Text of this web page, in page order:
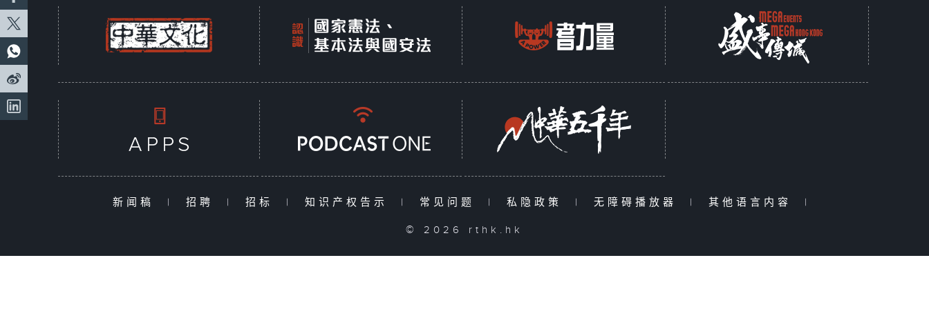
新闻稿 | 招聘 | 招标 | 知识产权告示 | 常见问题 | 私隐政策 | 无障碍播放器 | 其他语言内容 |
© 2026 rthk.hk